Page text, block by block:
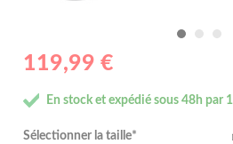
119,99 €
En stock et expédié sous 48h par
Sélectionner la taille*